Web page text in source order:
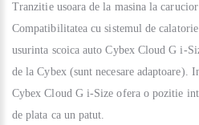
Tranzitie usoara de la masina la carucior
Compatibilitatea cu sistemul de
usurinta scoica auto Cybex Cloud G i-
de la Cybex (sunt necesare adaptoare).
Cybex Cloud G i-Size ofera o pozitie
de plata ca un patut.